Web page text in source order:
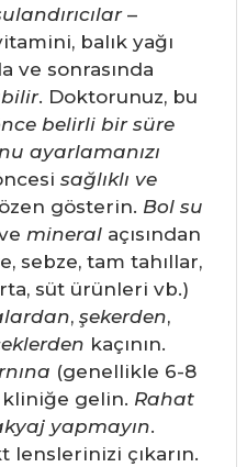
–
balık yağı
ve sonrasında
. Doktorunuz, bu
belirli bir süre
ayarlamanızı
sağlıklı ve
gösterin. Bol su
mineralaçısından
sebze, tam tahıllar,
süt ürünleri vb.)
, şekerden,
kaçının.
(genellikle 6-8
kliniğe gelin. Rahat
yapmayın.
lenslerinizi çıkarın.